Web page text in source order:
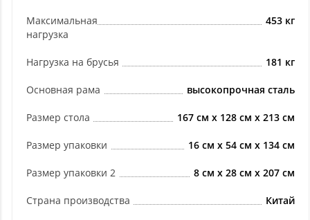
Максимальная
нагрузка
453 кг
Нагрузка на брусья 181 кг
Основная рама высокопрочная сталь
Размер стола 167 см x 128 см x 213 см
Размер упаковки 16 см x 54 см x 134 см
Размер упаковки 2 8 см x 28 см x 207 см
Страна производства Китай